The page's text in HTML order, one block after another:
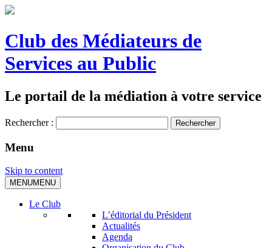
Club des Médiateurs de
Services au Public
Le portail de la médiation à votre service
Rechercher :
Menu
Skip to content
MENUMENU
Le Club
L’éditorial du Président
Actualités
Agenda